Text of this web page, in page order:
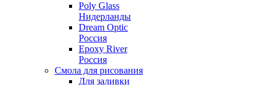
Poly Glass
Нидерланды
Dream Optic
Россия
Epoxy River
Россия
Смола для рисования
Для заливки